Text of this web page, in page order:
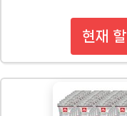
현재